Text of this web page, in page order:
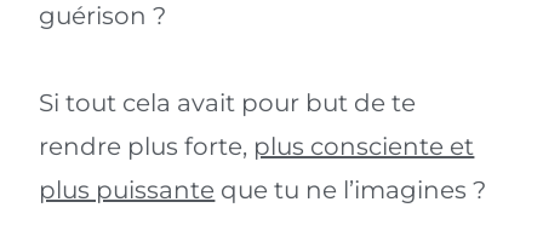
guérison ?
Si tout cela avait pour but de te
rendre plus forte, plus consciente et
plus puissante que tu ne l’imagines ?